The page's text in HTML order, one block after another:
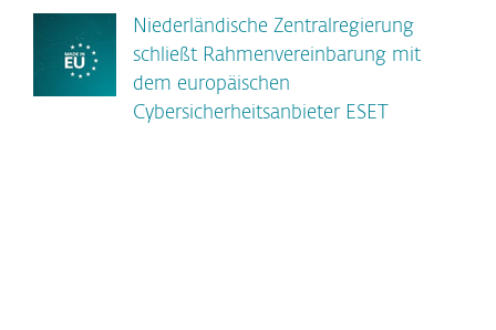
Niederländische Zentralregierung
schließt Rahmenvereinbarung mit
dem europäischen
Cybersicherheitsanbieter ESET